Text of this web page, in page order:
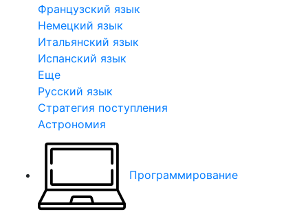
Французский язык
Немецкий язык
Итальянский язык
Испанский язык
Еще
Русский язык
Стратегия поступления
Астрономия
Программирование